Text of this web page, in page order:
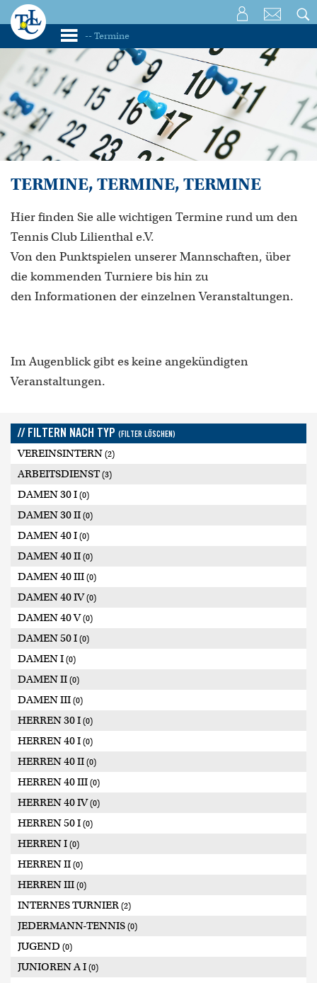
TERMINE, TERMINE, TERMINE
Hier finden Sie alle wichtigen Termine rund um den
Tennis Club Lilienthal e.V.
Von den Punktspielen unserer Mannschaften, über
die kommenden Turniere bis hin zu
den Informationen der einzelnen Veranstaltungen.
Im Augenblick gibt es keine angekündigten
Veranstaltungen.
// FILTERN NACH TYP (FILTER LÖSCHEN)
VEREINSINTERN (2)
ARBEITSDIENST(3)
DAMEN 30 I (0)
DAMEN 30 II (0)
DAMEN 40 I (0)
DAMEN 40 II (0)
DAMEN 40 III (0)
DAMEN 40 IV(0)
DAMEN 40 V(0)
DAMEN 50 I (0)
DAMEN I (0)
DAMEN II (0)
DAMEN III (0)
HERREN 30 I (0)
HERREN 40 I (0)
HERREN 40 II (0)
HERREN 40 III (0)
HERREN 40 IV(0)
HERREN 50 I (0)
HERREN I (0)
HERREN II (0)
HERREN III (0)
INTERNES TURNIER (2)
JEDERMANN-TENNIS (0)
JUGEND (0)
JUNIOREN A I (0)